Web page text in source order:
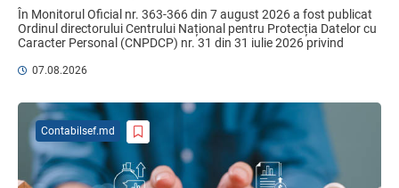
MIA Plăți Instant: Soluția inovativă pentru
Efectele trecerii la euro ca monedă de
referință
În Monitorul Oficial nr. 363-366 din 7 august 2026 a fost publicat
Ordinul directorului Centrului Național pentru Protecția Datelor cu
Caracter Personal (CNPDCP) nr. 31 din 31 iulie 2026 privind
07.08.2026
Contabilsef.md